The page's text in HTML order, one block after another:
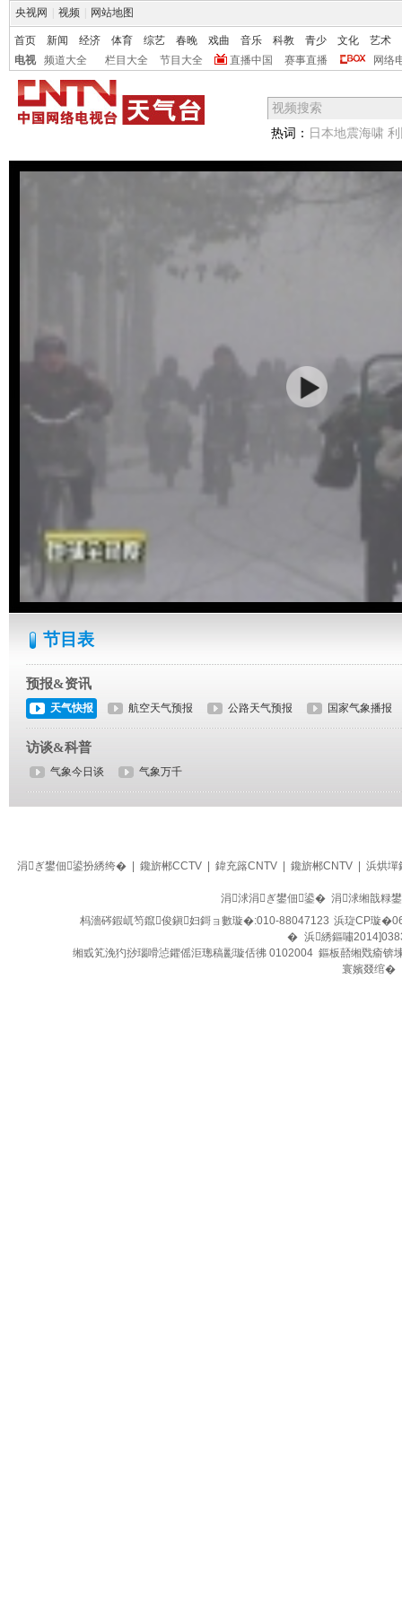
央视网 视频 网站地图
首页 新闻 经济 体育 综艺 春晚 戏曲 音乐 科教 青少 文化
艺术
电视
频道大全 栏目大全 节目大全 直播中国 赛事直播 网络
热词： 日本地震海啸
节目表
预报&资讯
天气快报 航空天气预报 公路天气预报 国家气象播报
访谈&科普
气象今日谈 气象万千
生活
涓ぎ鐢佃鍙扮綉绔� 鑱旂郴CCTV 鍏充簬CNTV 鑱旂郴CNTV 浜烘墠
涓浗涓ぎ鐢佃鍙� 涓浗缃戠粶
杩濇硶鍜屼笉鑹俊鎭妇鎶ョ數璇�:010-88047123 浜琁CP璇
� 浜綉鏂嘯
缃戜笂浼犳挱瑙嗗惉鑺傜洰璁稿彲璇佸彿 0102004 鏂板嚭缃戣瘉
寰嬪叕绾�